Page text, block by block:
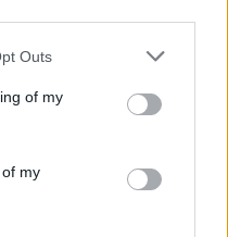
Outs
of my
my
w Turcji
wrócę dopiero
teraz 7 dni przerwy i
ok?
radzi, dla